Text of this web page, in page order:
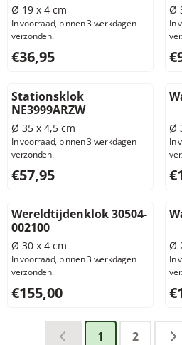
Ø 19 x 4 cm
In voorraad, binnen 3 werkdagen
verzonden.
Prijs: 36,95, exclusief btw: 30,54
€36,95
Ø
In
Stationsklok
NE3999ARZW
Ø 35 x 4,5 cm
In voorraad, binnen 3 werkdagen
verzonden.
Prijs: 57,95, exclusief btw: 47,89
€57,95
Ø
In
Wereldtijdenklok 30504-
002100
Ø 30 x 4 cm
In voorraad, binnen 3 werkdagen
verzonden.
Prijs: 155,00, exclusief btw:
€155,00
Ø
In
1 2